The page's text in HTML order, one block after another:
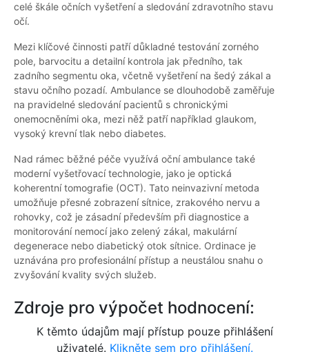
celé škále očních vyšetření a sledování zdravotního stavu
očí.
Mezi klíčové činnosti patří důkladné testování zorného
pole, barvocitu a detailní kontrola jak předního, tak
zadního segmentu oka, včetně vyšetření na šedý zákal a
stavu očního pozadí. Ambulance se dlouhodobě zaměřuje
na pravidelné sledování pacientů s chronickými
onemocněními oka, mezi něž patří například glaukom,
vysoký krevní tlak nebo diabetes.
Nad rámec běžné péče využívá oční ambulance také
moderní vyšetřovací technologie, jako je optická
koherentní tomografie (OCT). Tato neinvazivní metoda
umožňuje přesné zobrazení sítnice, zrakového nervu a
rohovky, což je zásadní především při diagnostice a
monitorování nemocí jako zelený zákal, makulární
degenerace nebo diabetický otok sítnice. Ordinace je
uznávána pro profesionální přístup a neustálou snahu o
zvyšování kvality svých služeb.
Zdroje pro výpočet hodnocení:
K těmto údajům mají přístup pouze přihlášení
uživatelé. Klikněte sem pro přihlášení.